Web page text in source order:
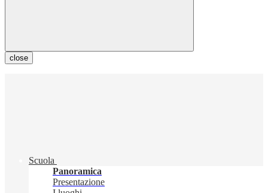
close
Scuola
Panoramica
Presentazione